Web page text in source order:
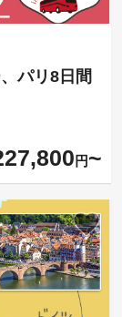
パリ8日間
円